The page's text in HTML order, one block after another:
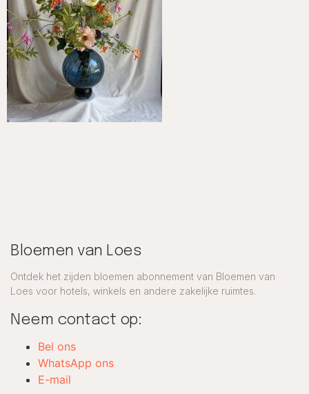
Bloemen van Loes
Ontdek het zijden bloemen abonnement van Bloemen van
Loes voor hotels, winkels en andere zakelijke ruimtes.
Neem contact op:
Bel ons
WhatsApp ons
E-mail